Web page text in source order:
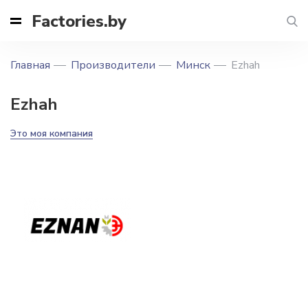
Factories.by
Главная Производители Минск Ezhah
Ezhah
Это моя компания